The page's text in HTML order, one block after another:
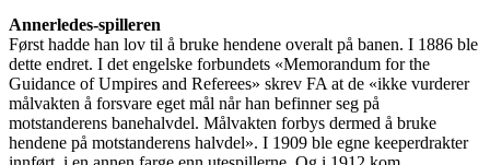
Annerledes-spilleren
Først hadde han lov til å bruke hendene overalt på banen. I 1886 ble
dette endret. I det engelske forbundets «Memorandum for the
Guidance of Umpires and Referees» skrev FA at de «ikke vurderer
målvakten å forsvare eget mål når han befinner seg på
motstanderens banehalvdel. Målvakten forbys dermed å bruke
hendene på motstanderens halvdel». I 1909 ble egne keeperdrakter